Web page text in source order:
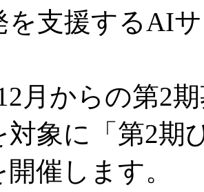
を支援するAI
月からの第2
対象に「第2期
催します。